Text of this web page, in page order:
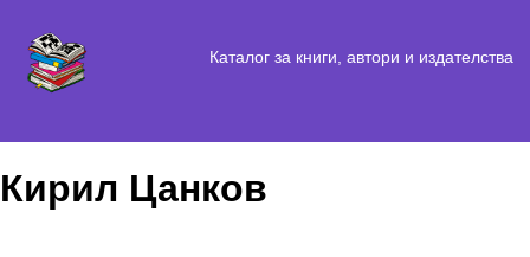
Каталог за книги, автори и издателства
Кирил Цанков